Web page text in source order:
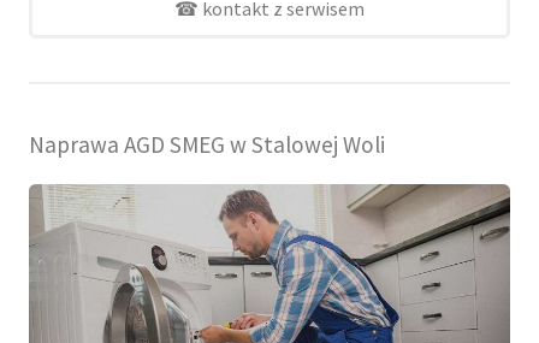
☎ kontakt z serwisem
Naprawa AGD SMEG w Stalowej Woli